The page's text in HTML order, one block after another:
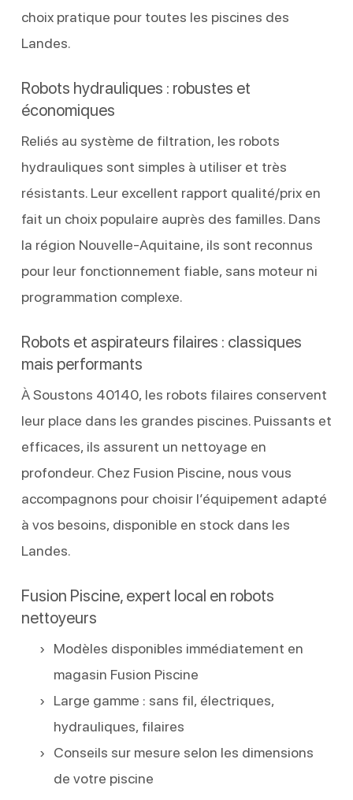
choix pratique pour toutes les piscines des
Landes.
Robots hydrauliques : robustes et
économiques
Reliés au système de filtration, les robots
hydrauliques sont simples à utiliser et très
résistants. Leur excellent rapport qualité/prix en
fait un choix populaire auprès des familles. Dans
la région Nouvelle-Aquitaine, ils sont reconnus
pour leur fonctionnement fiable, sans moteur ni
programmation complexe.
Robots et aspirateurs filaires : classiques
mais performants
À Soustons 40140, les robots filaires conservent
leur place dans les grandes piscines. Puissants et
efficaces, ils assurent un nettoyage en
profondeur. Chez Fusion Piscine, nous vous
accompagnons pour choisir l’équipement adapté
à vos besoins, disponible en stock dans les
Landes.
Fusion Piscine, expert local en robots
nettoyeurs
Modèles disponibles immédiatement en
magasin Fusion Piscine
Large gamme : sans fil, électriques,
hydrauliques, filaires
Conseils sur mesure selon les dimensions
de votre piscine